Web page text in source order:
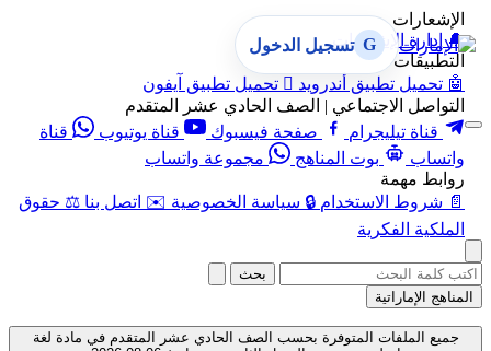
الإشعارات
🔔 إدارة الإشعارات
التطبيقات
🤖 تحميل تطبيق أندرويد  تحميل تطبيق آيفون
التواصل الاجتماعي | الصف الحادي عشر المتقدم
قناة تيليجرام
صفحة فيسبوك قناة يوتيوب
قناة
واتساب
بوت المناهج
مجموعة واتساب
روابط مهمة
📄 شروط الاستخدام 🔒 سياسة الخصوصية ✉️ اتصل بنا ⚖️ حقوق
الملكية الفكرية
G تسجيل الدخول
بحث
المناهج الإماراتية
جميع الملفات المتوفرة بحسب الصف الحادي عشر المتقدم في مادة لغة